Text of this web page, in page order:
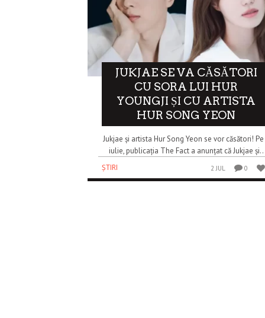
JUKJAE SE VA CĂSĂTORI
CU SORA LUI HUR
YOUNGJI ȘI CU ARTISTA
HUR SONG YEON
Jukjae și artista Hur Song Yeon se vor căsători! Pe
iulie, publicația The Fact a anunțat că Jukjae și..
ȘTIRI
2 JUL 0